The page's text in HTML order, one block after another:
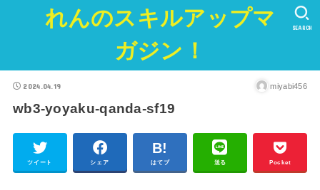
れんのスキルアップマ
ガジン！
SEARCH
2024.04.19 miyabi456
wb3-yoyaku-qanda-sf19
ツイート シェア はてブ 送る Pocket